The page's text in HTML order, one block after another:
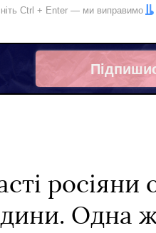
Ctrl + Enter — ми виправимо
Telegram
росіяни
Одна